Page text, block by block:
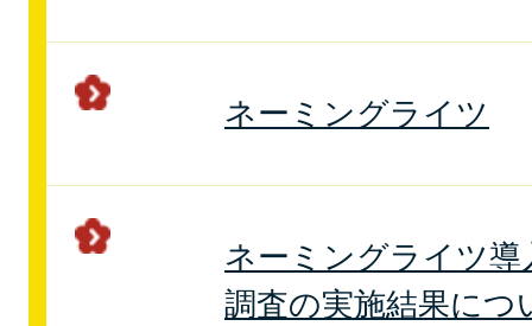
ネーミングライツ
ネーミングライツ
調査の実施結果につ